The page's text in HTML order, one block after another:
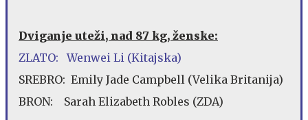
Dviganje uteži, nad 87 kg, ženske:
ZLATO: Wenwei Li (Kitajska)
SREBRO: Emily Jade Campbell (Velika Britanija)
BRON: Sarah Elizabeth Robles (ZDA)